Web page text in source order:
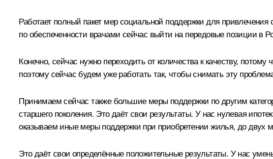
Работает полный пакет мер социальной поддержки для
по обеспеченности врачами сейчас выйти на передовые позиции в
Конечно, сейчас нужно переходить от количества к качеству,
поэтому сейчас будем уже работать так, чтобы снимать эту
Принимаем сейчас также большие меры поддержки по другим
старшего поколения. Это даёт свои результаты. У нас нулевая
оказываем иные меры поддержки при приобретении жилья, до
Это даёт свои определённые положительные результаты. У нас